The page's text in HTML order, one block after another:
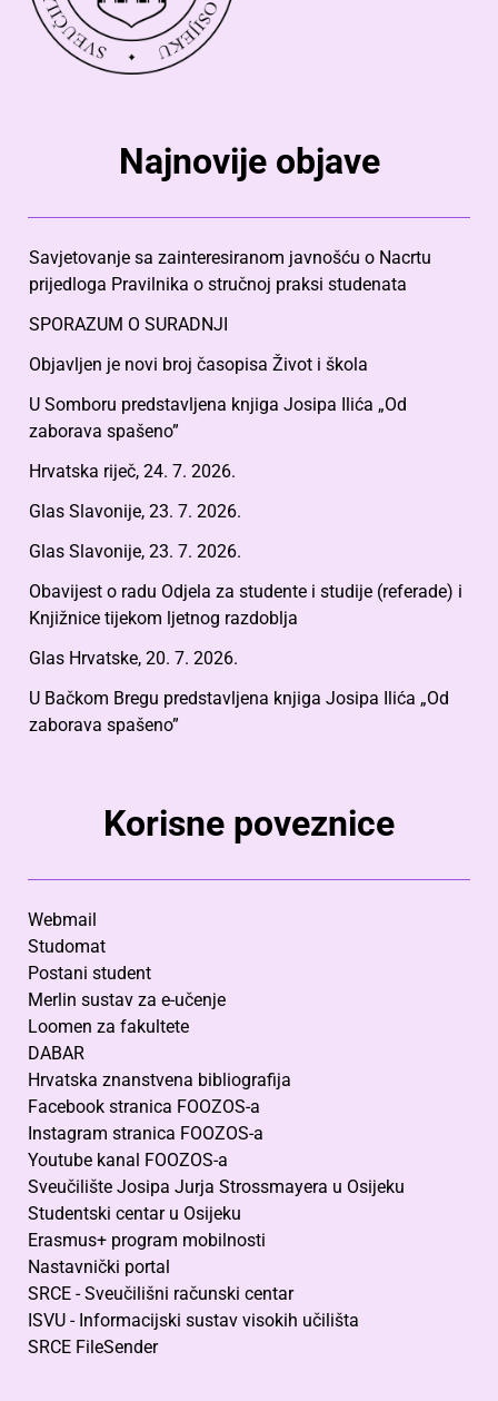
Najnovije objave
Savjetovanje sa zainteresiranom javnošću o Nacrtu
prijedloga Pravilnika o stručnoj praksi studenata
SPORAZUM O SURADNJI
Objavljen je novi broj časopisa Život i škola
U Somboru predstavljena knjiga Josipa Ilića „Od
zaborava spašeno”
Hrvatska riječ, 24. 7. 2026.
Glas Slavonije, 23. 7. 2026.
Glas Slavonije, 23. 7. 2026.
Obavijest o radu Odjela za studente i studije (referade) i
Knjižnice tijekom ljetnog razdoblja
Glas Hrvatske, 20. 7. 2026.
U Bačkom Bregu predstavljena knjiga Josipa Ilića „Od
zaborava spašeno”
Korisne poveznice
Webmail
Studomat
Postani student
Merlin sustav za e-učenje
Loomen za fakultete
DABAR
Hrvatska znanstvena bibliografija
Facebook stranica FOOZOS-a
Instagram stranica FOOZOS-a
Youtube kanal FOOZOS-a
Sveučilište Josipa Jurja Strossmayera u Osijeku
Studentski centar u Osijeku
Erasmus+ program mobilnosti
Nastavnički portal
SRCE - Sveučilišni računski centar
ISVU - Informacijski sustav visokih učilišta
SRCE FileSender